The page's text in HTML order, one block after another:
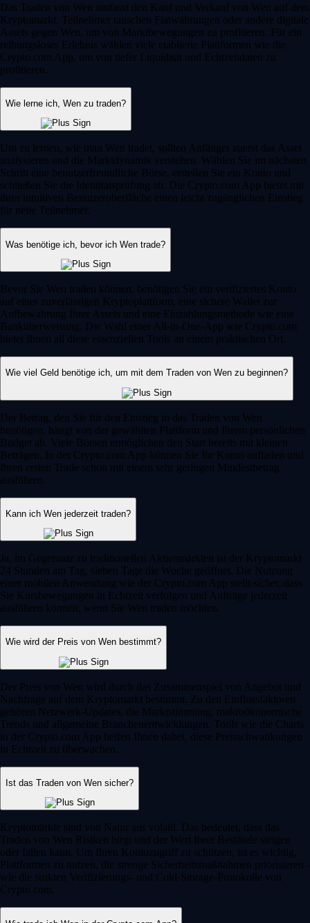
Das Traden von Wen umfasst den Kauf und Verkauf von Wen auf dem
Kryptomarkt. Teilnehmer tauschen Fiatwährungen oder andere digitale
Assets gegen Wen, um von Marktbewegungen zu profitieren. Für ein
reibungsloses Erlebnis wählen viele etablierte Plattformen wie die
Crypto.com App, um von tiefer Liquidität und Echtzeitdaten zu
profitieren.
Wie lerne ich, Wen zu traden?
Um zu lernen, wie man Wen tradet, sollten Anfänger zuerst das Asset
analysieren und die Marktdynamik verstehen. Wählen Sie im nächsten
Schritt eine benutzerfreundliche Börse, erstellen Sie ein Konto und
schließen Sie die Identitätsprüfung ab. Die Crypto.com App bietet mit
ihrer intuitiven Benutzeroberfläche einen leicht zugänglichen Einstieg
für neue Teilnehmer.
Was benötige ich, bevor ich Wen trade?
Bevor Sie Wen traden können, benötigen Sie ein verifiziertes Konto
auf einer zuverlässigen Kryptoplattform, eine sichere Wallet zur
Aufbewahrung Ihrer Assets und eine Einzahlungsmethode wie eine
Banküberweisung. Die Wahl einer All-in-One-App wie Crypto.com
bietet Ihnen all diese essenziellen Tools an einem praktischen Ort.
Wie viel Geld benötige ich, um mit dem Traden von Wen zu beginnen?
Der Betrag, den Sie für den Einstieg in das Traden von Wen
benötigen, hängt von der gewählten Plattform und Ihrem persönlichen
Budget ab. Viele Börsen ermöglichen den Start bereits mit kleinen
Beträgen. In der Crypto.com App können Sie Ihr Konto aufladen und
Ihren ersten Trade schon mit einem sehr geringen Mindestbetrag
ausführen.
Kann ich Wen jederzeit traden?
Ja, im Gegensatz zu traditionellen Aktienmärkten ist der Kryptomarkt
24 Stunden am Tag, sieben Tage die Woche geöffnet. Die Nutzung
einer mobilen Anwendung wie der Crypto.com App stellt sicher, dass
Sie Kursbewegungen in Echtzeit verfolgen und Aufträge jederzeit
ausführen können, wenn Sie Wen traden möchten.
Wie wird der Preis von Wen bestimmt?
Der Preis von Wen wird durch das Zusammenspiel von Angebot und
Nachfrage auf dem Kryptomarkt bestimmt. Zu den Einflussfaktoren
gehören Netzwerk-Updates, die Marktstimmung, makroökonomische
Trends und allgemeine Branchenentwicklungen. Tools wie die Charts
in der Crypto.com App helfen Ihnen dabei, diese Preisschwankungen
in Echtzeit zu überwachen.
Ist das Traden von Wen sicher?
Kryptomärkte sind von Natur aus volatil. Das bedeutet, dass das
Traden von Wen Risiken birgt und der Wert Ihrer Bestände steigen
oder fallen kann. Um Ihren Kontozugriff zu schützen, ist es wichtig,
Plattformen zu nutzen, die strenge Sicherheitsmaßnahmen priorisieren -
wie die strikten Verifizierungs- und Cold-Storage-Protokolle von
Crypto.com.